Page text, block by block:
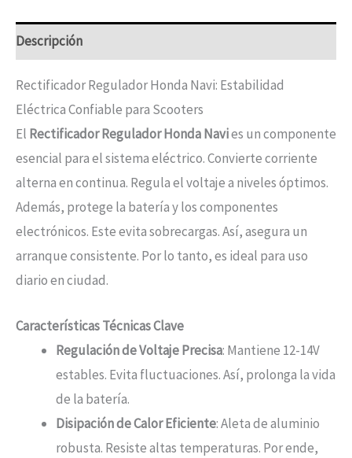
Descripción
Rectificador Regulador Honda Navi: Estabilidad
Eléctrica Confiable para Scooters
El Rectificador Regulador Honda Navies un componente
esencial para el sistema eléctrico. Convierte corriente
alterna en continua. Regula el voltaje a niveles óptimos.
Además, protege la batería y los componentes
electrónicos. Este evita sobrecargas. Así, asegura un
arranque consistente. Por lo tanto, es ideal para uso
diario en ciudad.
Características Técnicas Clave
Regulación de Voltaje Precisa: Mantiene 12-14V
estables. Evita fluctuaciones. Así, prolonga la vida
de la batería.
Disipación de Calor Eficiente: Aleta de aluminio
robusta. Resiste altas temperaturas. Por ende,